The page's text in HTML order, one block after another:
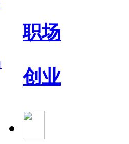
职场
创业